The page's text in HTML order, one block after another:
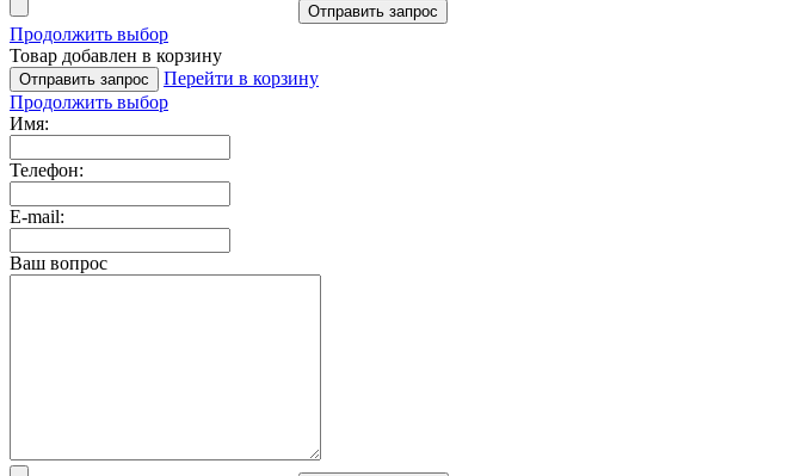
Отправить запрос
Продолжить выбор
Товар добавлен в корзину
Отправить запрос
Перейти в корзину
Продолжить выбор
Имя:
Телефон:
E-mail:
Ваш вопрос